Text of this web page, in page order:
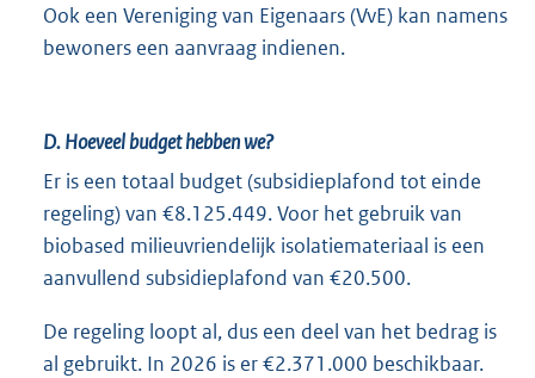
Ook een Vereniging van Eigenaars (VvE) kan namens
bewoners een aanvraag indienen.
D. Hoeveel budget hebben we?
Er is een totaal budget (subsidieplafond tot einde
regeling) van €8.125.449. Voor het gebruik van
biobased milieuvriendelijk isolatiemateriaal is een
aanvullend subsidieplafond van €20.500.
De regeling loopt al, dus een deel van het bedrag is
al gebruikt. In 2026 is er €2.371.000 beschikbaar.